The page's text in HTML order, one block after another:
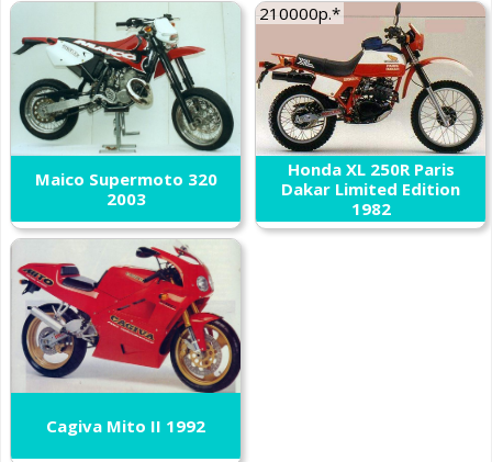
Maico Supermoto 320
2003
210000р.*
Honda XL 250R Paris
Dakar Limited Edition
1982
Cagiva Mito II 1992